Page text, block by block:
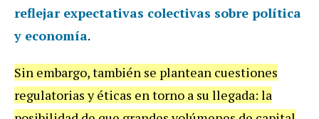
reflejar expectativas colectivas sobre política
y economía.
Sin embargo, también se plantean cuestiones
regulatorias y éticas en torno a su llegada: la